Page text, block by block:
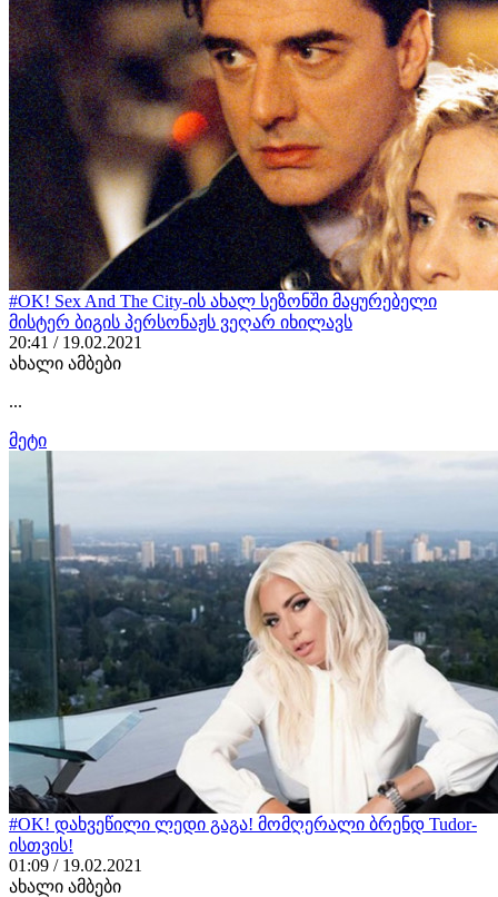
#OK! Sex And The City-ის ახალ სეზონში მაყურებელი
მისტერ ბიგის პერსონაჟს ვეღარ იხილავს
20:41 / 19.02.2021
ახალი ამბები
...
მეტი
#OK! დახვეწილი ლედი გაგა! მომღერალი ბრენდ Tudor-
ისთვის!
01:09 / 19.02.2021
ახალი ამბები